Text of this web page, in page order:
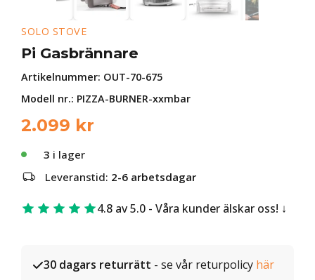
SOLO STOVE
Pi Gasbrännare
Artikelnummer: OUT-70-675
Modell nr.: PIZZA-BURNER-xxmbar
2.099 kr
3 i lager
Leveranstid: 2-6 arbetsdagar
4.8 av 5.0 - Våra kunder älskar oss!
30 dagars returrätt - se vår returpolicy här